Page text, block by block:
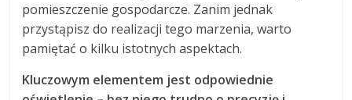
pomieszczenie gospodarcze. Zanim jednak
przystąpisz do realizacji tego marzenia, warto
pamiętać o kilku istotnych aspektach.
Kluczowym elementem jest odpowiednie